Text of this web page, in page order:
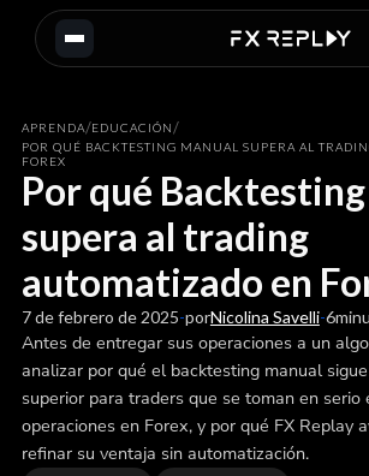
APRENDA/EDUCACIÓN/
POR QUÉ BACKTESTING MANUAL SUPERA AL
FOREX
Por qué
supera al trading
automatizado en
7 de febrero de 2025-porNicolina Savelli-6
Antes de entregar sus operaciones a un
analizar por qué el backtesting manual
superior para traders que se toman en serio
operaciones en Forex, y por qué FX Replay
refinar su ventaja sin automatización.